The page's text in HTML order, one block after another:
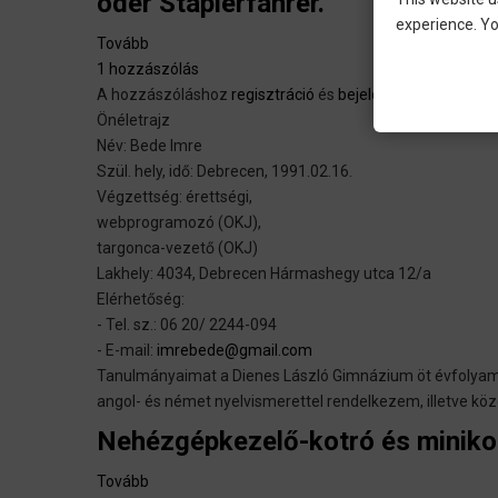
Tovább
suche
eine
Stelle
als
Abwascher,
Küchenhilfe,
angelernte
Arbeiter
oder
Staplerfahrer.)
1 hozzászólás
A hozzászóláshoz regisztráció és bejelentkezés
Önéletrajz
Név: Bede Imre
Szül. hely, idő: Debrecen, 1991.02.16.
Végzettség: érettségi,
webprogramozó (OKJ),
targonca-vezető (OKJ)
Lakhely: 4034, Debrecen Hármashegy utca 12/a
Elérhetőség:
- Tel. sz.: 06 20/ 2244-094
- E-mail: imrebede@gmail.com
Tanulmányaimat a Dienes László Gimnázium öt
angol- és német nyelvismerettel rendelkezem, illetve
Nehézgépkezelő-kotró és
Tovább
experience.